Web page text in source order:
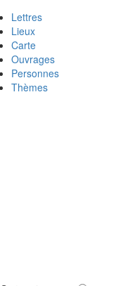
Lettres
Lieux
Carte
Ouvrages
Personnes
Thèmes